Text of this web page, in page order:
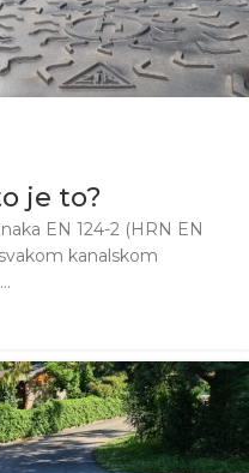
je to?
EN 124-2 (HRN EN
kanalskom